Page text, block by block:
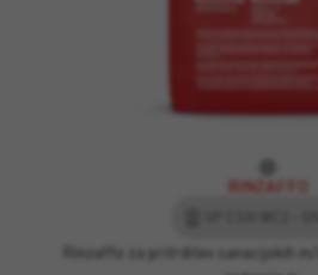
RINZAFFO
Rinzaffo za pritrditev sanacijskih